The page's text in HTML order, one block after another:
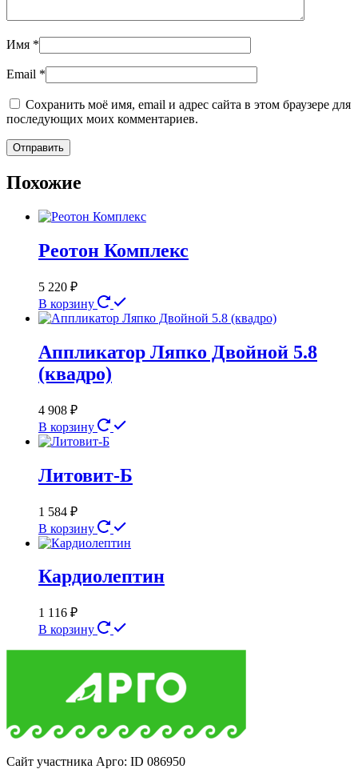
Имя *
Email *
Сохранить моё имя, email и адрес сайта в этом браузере для
последующих моих комментариев.
Похожие
Реотон Комплекс
5 220 ₽
В корзину
Аппликатор Ляпко Двойной 5.8
(квадро)
4 908 ₽
В корзину
Литовит-Б
1 584 ₽
В корзину
Кардиолептин
1 116 ₽
В корзину
Сайт участника Арго: ID 086950